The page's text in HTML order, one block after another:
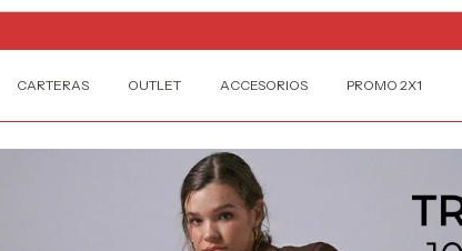
CARTERAS OUTLET ACCESORIOS PROMO 2X1